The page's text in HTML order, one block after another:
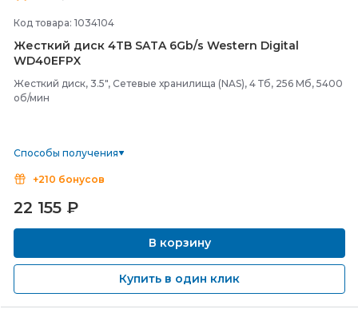
Код товара: 1034104
Жесткий диск 4TB SATA 6Gb/s Western Digital
WD40EFPX
Жесткий диск, 3.5", Сетевые хранилища (NAS), 4 Тб, 256 Мб, 5400
об/мин
Способы получения
+210 бонусов
22 155 ₽
В корзину
Купить в один клик